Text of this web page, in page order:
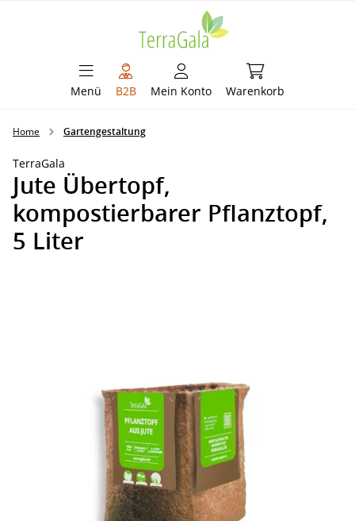
Menü B2B Mein Konto Warenkorb
Warenkorb
Home Gartengestaltung
TerraGala
Jute Übertopf,
kompostierbarer Pflanztopf,
5 Liter